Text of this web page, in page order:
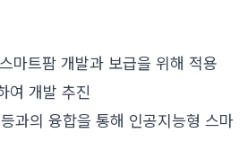
마트팜 개발과 보급을 위해 적용
여 개발 추진
과의 융합을 통해 인공지능형 스마